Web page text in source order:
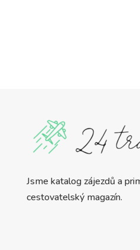
Jsme katalog zájezdů a
cestovatelský magazín.